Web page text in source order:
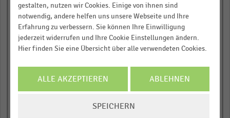
Flyer und
Wurfsendungen
gestalten, nutzen wir Cookies. Einige von ihnen sind
notwendig, andere helfen uns unsere Webseite und Ihre
Erfahrung zu verbessern. Sie können Ihre Einwilligung
jederzeit widerrufen und Ihre Cookie Einstellungen ändern.
Hier finden Sie eine Übersicht über alle verwendeten Cookies.
ALLE AKZEPTIEREN ABLEHNEN
SPEICHERN